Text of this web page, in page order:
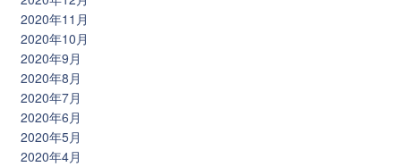
2020年11月
2020年10月
2020年9月
2020年8月
2020年7月
2020年6月
2020年5月
2020年4月